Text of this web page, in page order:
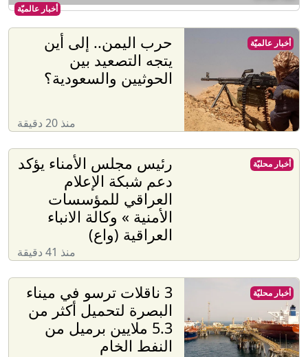
أخبار عالميّة
حرب اليمن.. إلى أين
يتجه التصعيد بين
الحوثيين والسعودية؟
منذ 20 دقيقة
أخبار عالميّة
رئيس مجلس الأمناء يؤكد
دعم شبكة الإعلام
العراقي للمؤسسات
الأمنية » وكالة الانباء
العراقية (واع)
منذ 41 دقيقة
أخبار محليّة
3 ناقلات ترسو في ميناء
البصرة لتحميل أكثر من
5.3 ملايين برميل من
النفط الخام
أخبار محليّة